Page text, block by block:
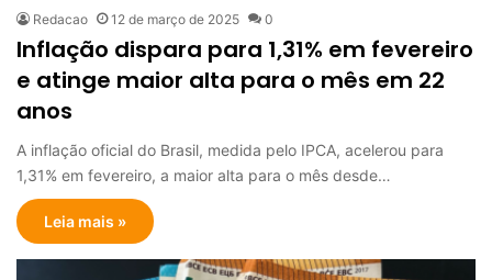
Redacao 12 de março de 2025 0
Inflação dispara para 1,31% em fevereiro
e atinge maior alta para o mês em 22
anos
A inflação oficial do Brasil, medida pelo IPCA, acelerou para
1,31% em fevereiro, a maior alta para o mês desde…
Leia mais »